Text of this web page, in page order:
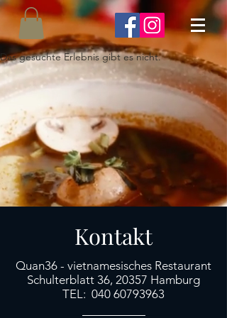
Das gesuchte Erlebnis gibt es nicht.
Kontakt
Quan36 - vietnamesisches Restaurant
Schulterblatt 36, 20357 Hamburg
TEL: 040 60793963